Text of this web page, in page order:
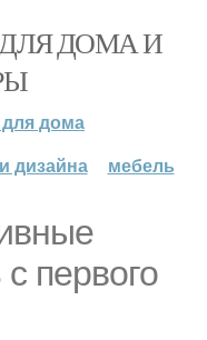
ДЛЯ ДОМА И
дома
дизайна мебель
первого